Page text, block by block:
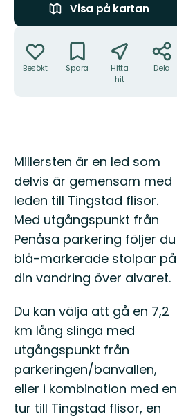
Visa på kartan
Besökt Spara
Hitta
hit
Dela
Beskrivning
Millersten är en led som
delvis är gemensam med
leden till Tingstad flisor.
Med utgångspunkt från
Penåsa parkering följer du
blå-markerade stolpar på
din vandring över alvaret.
Du kan välja att gå en 7,2
km lång slinga med
utgångspunkt från
parkeringen/banvallen,
eller i kombination med en
tur till Tingstad flisor, en